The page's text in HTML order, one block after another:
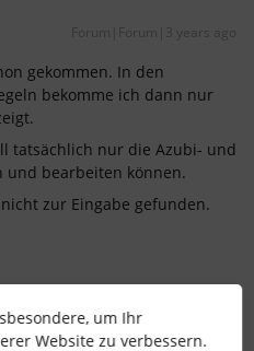
Forum|Forum|3 years ago
gekommen. In den
bekomme ich dann nur
tatsächlich nur die Azubi- und
und bearbeiten können.
zur Eingabe gefunden.
um Ihr
Website zu verbessern.